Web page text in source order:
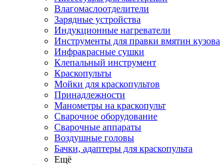
Влагомаслоотделители
Зарядные устройства
Индукционные нагреватели
Инструменты для правки вмятин кузова
Инфракрасные сушки
Клепальный инструмент
Краскопульты
Мойки для краскопультов
Принадлежности
Манометры на краскопульт
Сварочное оборудование
Сварочные аппараты
Воздушные головы
Бачки, адаптеры для краскопульта
Ещё